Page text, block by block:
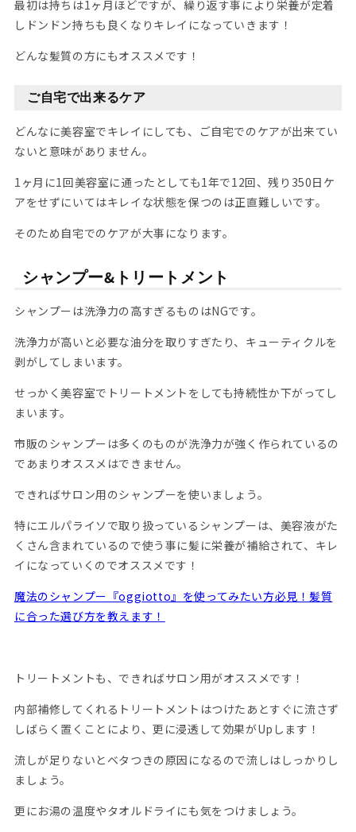
最初は持ちは1ヶ月ほどですが、繰り返す事により栄養が定着
しドンドン持ちも良くなりキレイになっていきます！
どんな髪質の方にもオススメです！
ご自宅で出来るケア
どんなに美容室でキレイにしても、ご自宅でのケアが出来てい
ないと意味がありません。
1ヶ月に1回美容室に通ったとしても1年で12回、残り350日ケ
アをせずにいてはキレイな状態を保つのは正直難しいです。
そのため自宅でのケアが大事になります。
シャンプー&トリートメント
シャンプーは洗浄力の高すぎるものはNGです。
洗浄力が高いと必要な油分を取りすぎたり、キューティクルを
剥がしてしまいます。
せっかく美容室でトリートメントをしても持続性か下がってし
まいます。
市販のシャンプーは多くのものが洗浄力が強く作られているの
であまりオススメはできません。
できればサロン用のシャンプーを使いましょう。
特にエルパライソで取り扱っているシャンプーは、美容液がた
くさん含まれているので使う事に髪に栄養が補給されて、キレ
イになっていくのでオススメです！
魔法のシャンプー『oggiotto』を使ってみたい方必見！髪質
に合った選び方を教えます！
トリートメントも、できればサロン用がオススメです！
内部補修してくれるトリートメントはつけたあとすぐに流さず
しばらく置くことにより、更に浸透して効果がUpします！
流しが足りないとベタつきの原因になるので流しはしっかりし
ましょう。
更にお湯の温度やタオルドライにも気をつけましょう。